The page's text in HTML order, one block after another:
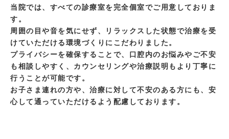
当院では、すべての診療室を完全個室でご用意しておりま
す。
周囲の目や音を気にせず、リラックスした状態で治療を受
けていただける環境づくりにこだわりました。
プライバシーを確保することで、口腔内のお悩みやご不安
も相談しやすく、カウンセリングや治療説明もより丁寧に
行うことが可能です。
お子さま連れの方や、治療に対して不安のある方にも、安
心して通っていただけるよう配慮しております。